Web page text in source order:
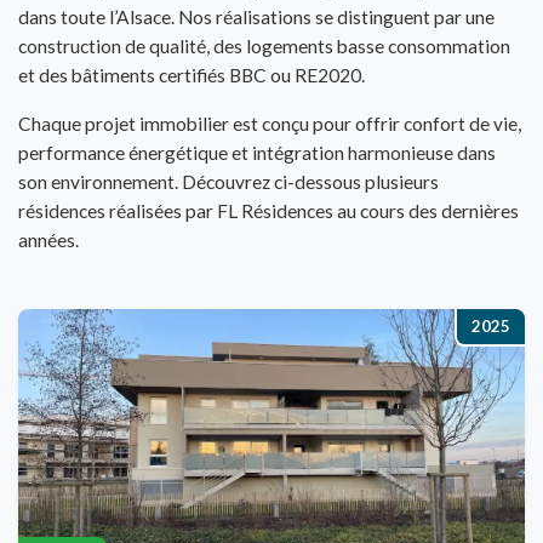
dans toute l’Alsace. Nos réalisations se distinguent par une
construction de qualité, des logements basse consommation
et des bâtiments certifiés BBC ou RE2020.
Chaque projet immobilier est conçu pour offrir confort de vie,
performance énergétique et intégration harmonieuse dans
son environnement. Découvrez ci-dessous plusieurs
résidences réalisées par FL Résidences au cours des dernières
années.
2025